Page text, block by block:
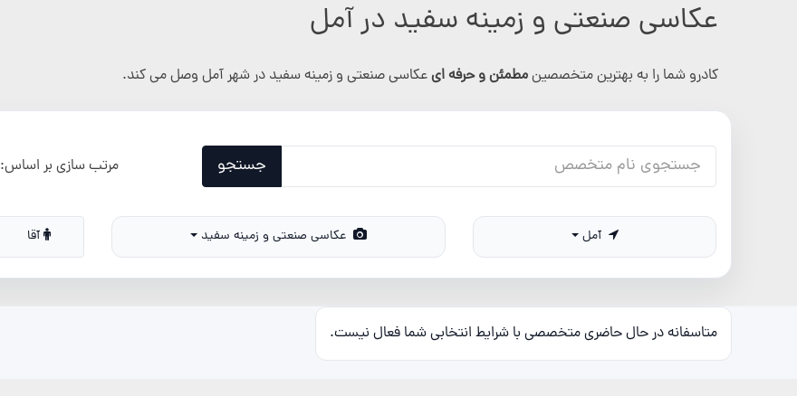
عکاسی صنعتی و زمینه سفید در آمل
کادرو شما را به بهترین متخصصینمطمئن و حرفه ایعکاسی صنعتی و زمینه سفید در شهر آمل وصل می کند.
جستجو مرتب سازی بر اساس:
آمل عکاسی صنعتی و زمینه سفید آقا
متاسفانه در حال حاضری متخصصی با شرایط انتخابی شما فعال نیست.